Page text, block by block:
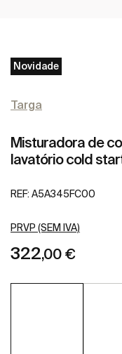
Novidade
Targa
Misturadora de
lavatório cold
REF: A5A345FC00
PRVP (SEM IVA)
322,00 €